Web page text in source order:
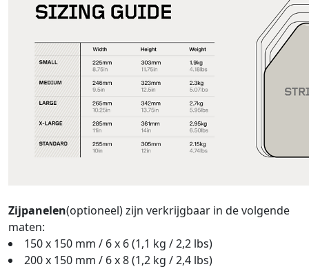
Zijpanelen(optioneel) zijn verkrijgbaar in de volgende
maten:
150 x 150 mm / 6 x 6 (1,1 kg / 2,2 lbs)
200 x 150 mm / 6 x 8 (1,2 kg / 2,4 lbs)